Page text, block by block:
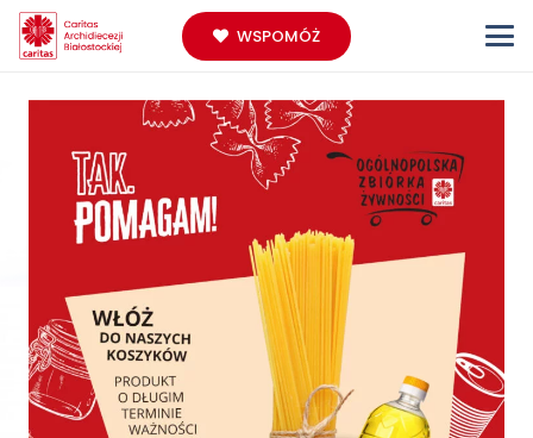
WSPOMÓŻ